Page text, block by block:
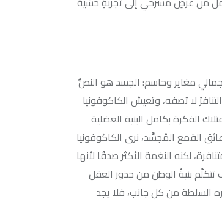
الجسد هو النصُّ
وتعيش الكاكوفونيا
البنية العضلية
نرى الكاكوفونيا
الأكثر صدقًا لأنها
من جذور العقل
جانب، فلا يجد